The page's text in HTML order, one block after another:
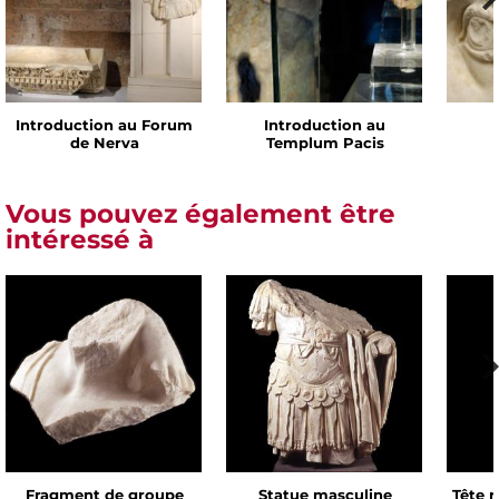
Introduction au Forum
de Nerva
Introduction au
Templum Pacis
Vous pouvez également être
intéressé à
Fragment de groupe
Statue masculine
Tête